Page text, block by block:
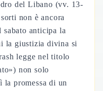
del Libano (vv. 13-
non è ancora
anticipa la
la giustizia divina si
legge nel titolo
non solo
promessa di un